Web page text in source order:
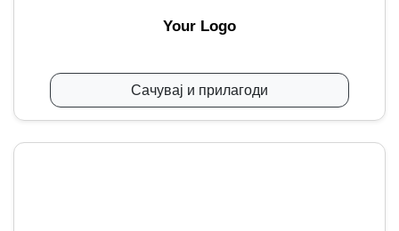
Your Logo
Сачувај и прилагоди